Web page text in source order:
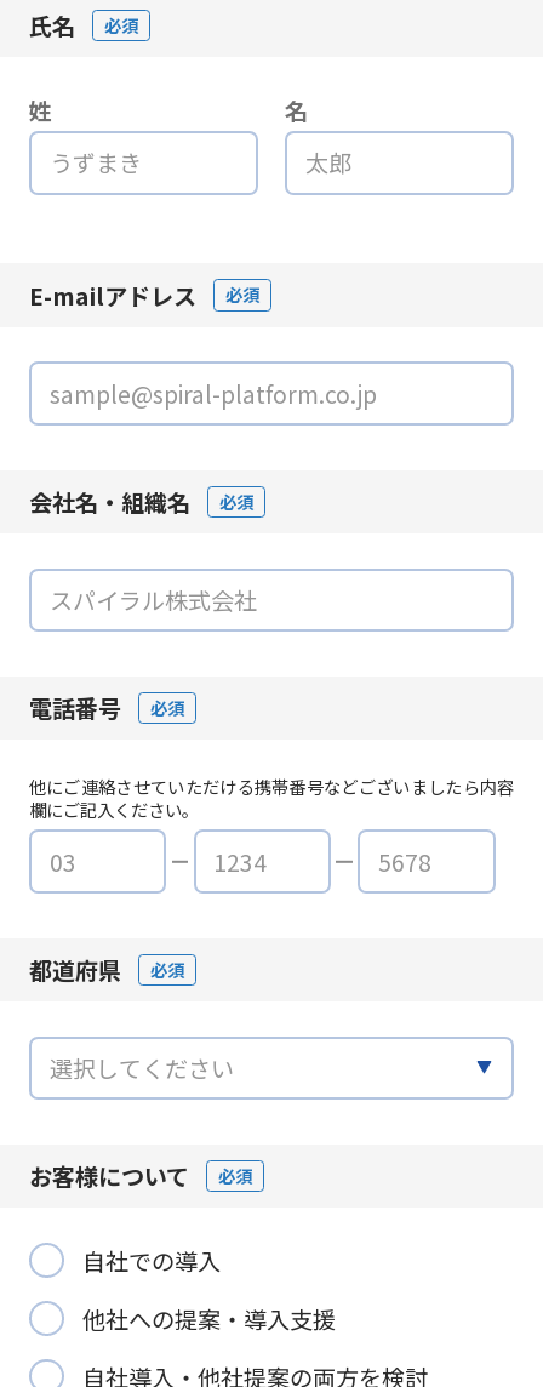
氏名 必須
姓 名
E-mailアドレス 必須
会社名・組織名 必須
電話番号 必須
他にご連絡させていただける携帯番号などございましたら内容
欄にご記入ください。
都道府県 必須
お客様について 必須
自社での導入
他社への提案・導入支援
自社導入・他社提案の両方を検討